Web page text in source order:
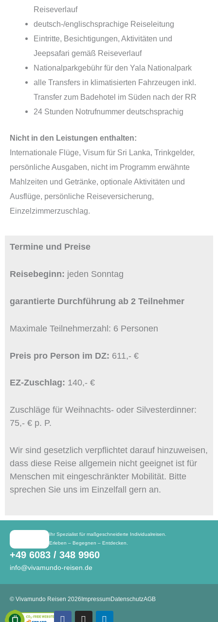
Reiseverlauf
deutsch-/englischsprachige Reiseleitung
Eintritte, Besichtigungen, Aktivitäten und
Jeepsafari gemäß Reiseverlauf
Nationalparkgebühr für den Yala Nationalpark
alle Transfers in klimatisierten Fahrzeugen inkl.
Transfer zum Badehotel im Süden nach der RR
24 Stunden Notrufnummer deutschsprachig
Nicht in den Leistungen enthalten:
Internationale Flüge, Visum für Sri Lanka, Trinkgelder,
persönliche Ausgaben, nicht im Programm erwähnte
Mahlzeiten und Getränke, optionale Aktivitäten und
Ausflüge, persönliche Reiseversicherung,
Einzelzimmerzuschlag.
Termine und Preise
Reisebeginn: jeden Sonntag
garantierte Durchführung ab 2 Teilnehmer
Maximale Teilnehmerzahl: 6 Personen
Preis pro Person im DZ: 611,- €
EZ-Zuschlag: 140,- €
Zuschläge für Weihnachts- oder Silvesterdinner:
75,- € p. P.
Wir sind gesetzlich verpflichtet darauf hinzuweisen,
dass diese Reise allgemein nicht geeignet ist für
Menschen mit eingeschränkter Mobilität. Bitte
sprechen Sie uns im Einzelfall gern an.
Ihr Spezialist für maßgeschneiderte Individualreisen.
Erleben – Begegnen – Entdecken.
+49 6083 / 348 9960
info@vivamundo-reisen.de
© Vivamundo Reisen 2026ImpressumDatenschutzAGB
FacebookInstagramLinkedin